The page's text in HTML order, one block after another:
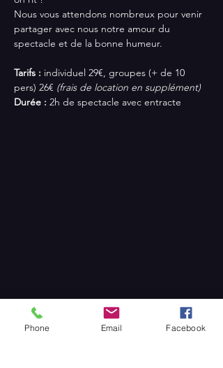
Nous vous attendons nombreux pour venir
partager avec nous notre amour du
spectacle et de la bonne humeur.
Tarifs : individuel 29€, groupes (+ de 10
pers) 26€ (frais de location en supplément)
Durée : 2h de spectacle avec entracte
Phone Email Facebook